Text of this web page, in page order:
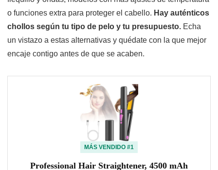
o funciones extra para proteger el cabello. Hay auténticos
chollos según tu tipo de pelo y tu presupuesto. Echa
un vistazo a estas alternativas y quédate con la que mejor
encaje contigo antes de que se acaben.
MÁS VENDIDO #1
Professional Hair Straightener, 4500 mAh